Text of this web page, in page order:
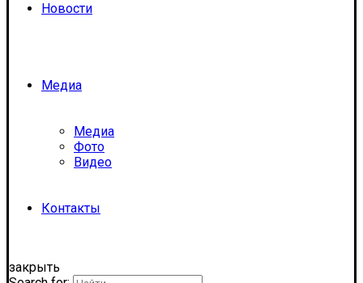
Новости
Медиа
Медиа
Фото
Видео
Контакты
закрыть